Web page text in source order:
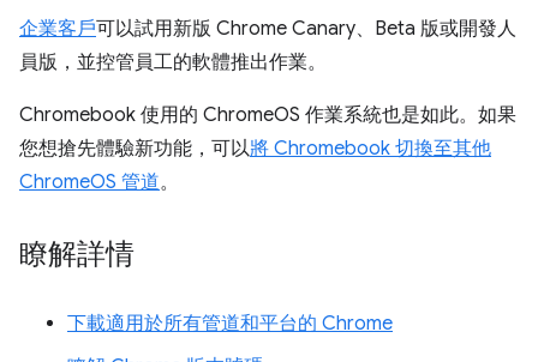
企業客戶可以試用新版 Chrome Canary、Beta 版或開發人
員版，並控管員工的軟體推出作業。
Chromebook 使用的 ChromeOS 作業系統也是如此。如果
您想搶先體驗新功能，可以將 Chromebook 切換至其他
ChromeOS 管道。
瞭解詳情
下載適用於所有管道和平台的 Chrome